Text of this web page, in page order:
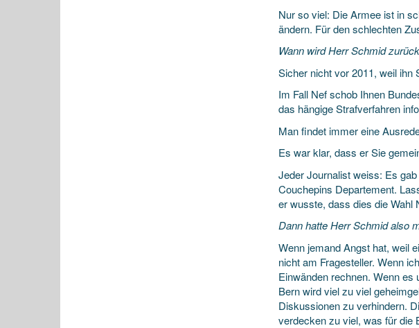
Nur so viel: Die Armee ist in
ändern. Für den schlechten
Wann wird Herr Schmid
Sicher nicht vor 2011, weil ihn
Im Fall Nef schob Ihnen
das hängige Strafverfahren
Man findet immer eine
Es war klar, dass er Sie
Jeder Journalist weiss: Es
Couchepins Departement.
er wusste, dass dies die Wahl
Dann hatte Herr Schmid also
Wenn jemand Angst hat, weil
nicht am Fragesteller. Wenn
Einwänden rechnen. Wenn
Bern wird viel zu viel
Diskussionen zu verhindern.
verdecken zu viel, was für die